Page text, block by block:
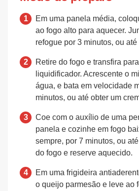
Em uma panela média,
ao fogo alto para aquecer.
refogue por 3 minutos, ou até
Retire do fogo e transfira
liquidificador. Acrescente o
água, e bata em velocidade
minutos, ou até obter um
Coe com o auxílio de uma
panela e cozinhe em fogo
sempre, por 7 minutos, ou
do fogo e reserve aquecido.
Em uma frigideira
o queijo parmesão e leve ao